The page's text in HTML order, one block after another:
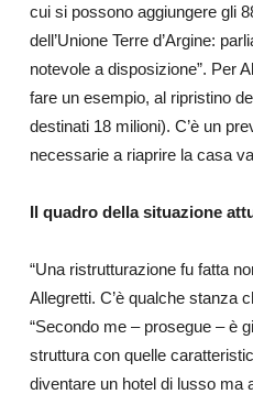
cui si possono aggiungere gli
dell’Unione Terre d’Argine:
notevole a disposizione”. Per
fare un esempio, al ripristino
destinati 18 milioni). C’è un
necessarie a riaprire la casa
Il quadro della situazione
“Una ristrutturazione fu fatta
Allegretti. C’è qualche stanza
“Secondo me – prosegue – è
struttura con quelle
diventare un hotel di lusso ma